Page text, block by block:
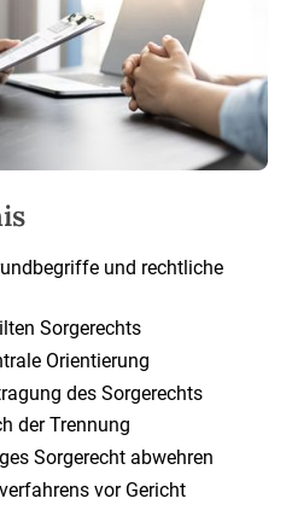
und rechtliche
Sorgerechts
Orientierung
des Sorgerechts
der Trennung
Sorgerecht abwehren
vor Gericht